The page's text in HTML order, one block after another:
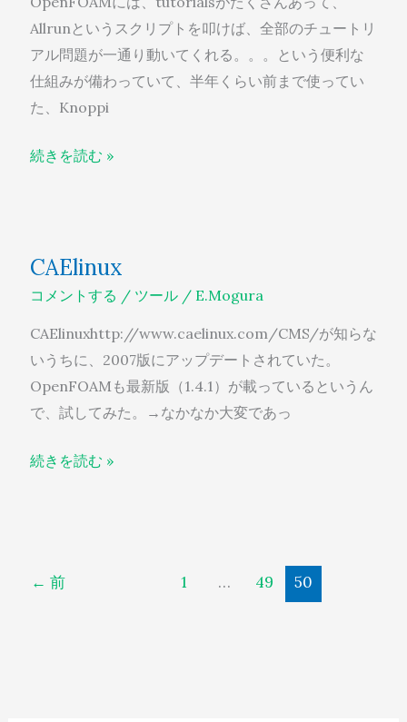
Allrunというスクリプトを叩けば、全部のチュートリ
アル問題が一通り動いてくれる。。。という便利な
仕組みが備わっていて、半年くらい前まで使ってい
た、Knoppi
ク
続きを読む »
CAElinux
コメントする / ツール/ E.Mogura
CAElinuxhttp://www.caelinux.com/CMS/が知らな
いうちに、2007版にアップデートされていた。
OpenFOAMも最新版（1.4.1）が載っているというん
で、試してみた。→なかなか大変であっ
続きを読む »
← 前 1 … 49 50